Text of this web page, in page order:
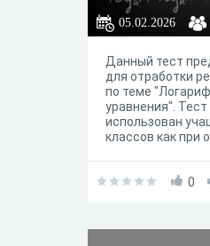
05.02.2026
Данный тест
для отработки
по теме
уравнения".
использован
классов как при
так при
0